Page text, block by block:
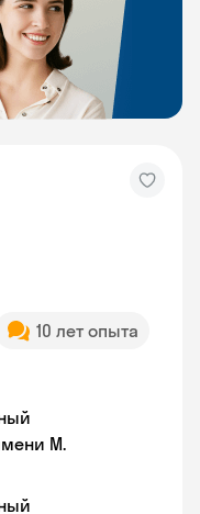
10 лет опыта
М.